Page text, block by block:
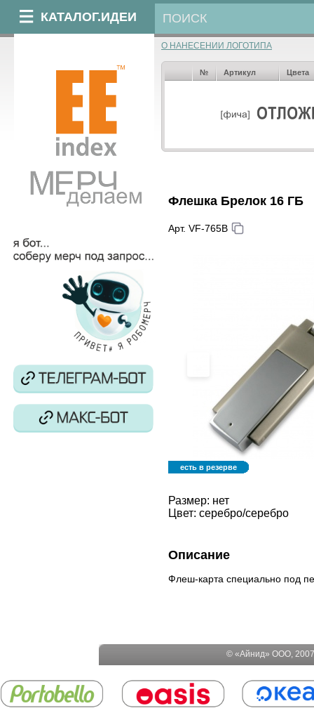
КАТАЛОГ.ИДЕИ
О НАНЕСЕНИИ ЛОГОТИПА
№ Артикул Цвета
Флешка Брелок 16 ГБ
Арт. VF-765B
есть в резерве
Размер: нет
Цвет: серебро/серебро
Описание
Флеш-карта специально под
© «Айнид» ООО,